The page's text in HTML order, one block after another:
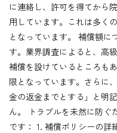
に連絡し、許可を得てから
用しています。これは多く
となっています。 補償額に
す。業界調査によると、高
補償を設けているところも
限となっています。さらに
金の返金までとする」と明
ん。 トラブルを未然に防ぐ
です： 1. 補償ポリシーの詳